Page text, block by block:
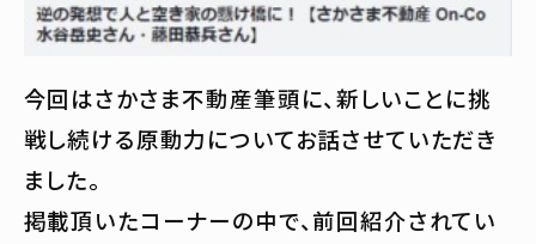
今回はさかさま不動産筆頭に、新しいことに挑
戦し続ける原動力についてお話させていただき
ました。
掲載頂いたコーナーの中で、前回紹介されてい